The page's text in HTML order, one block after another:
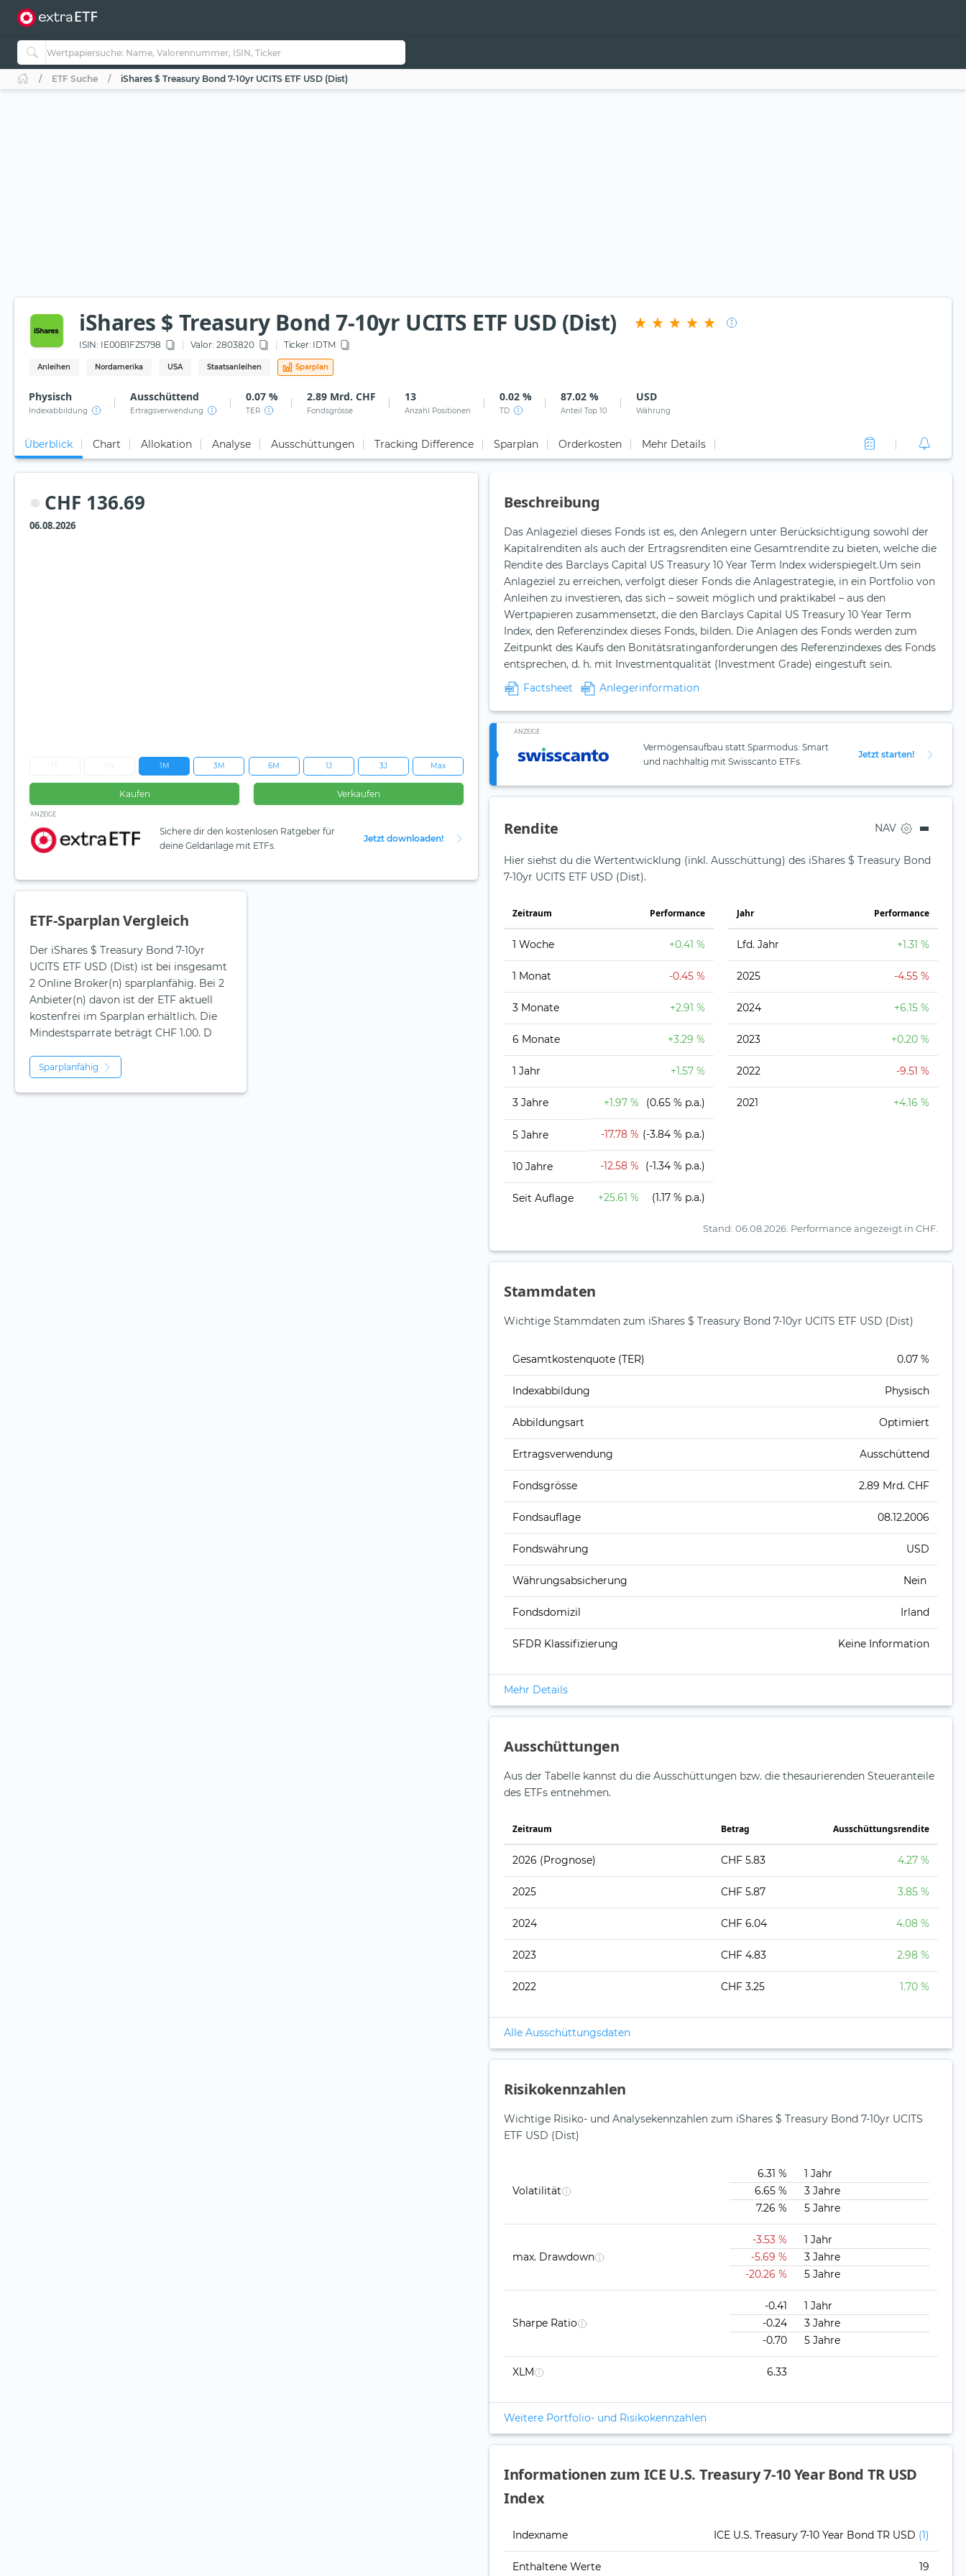
ETF Suche iShares $ Treasury Bond 7-10yr UCITS ETF USD (Dist)
iShares $ Treasury Bond 7-10yr UCITS ETF USD (Dist)
ISIN: IE00B1FZS798 Valor: 2803820 Ticker: IDTM
Anleihen Nordamerika USA Staatsanleihen Sparplan
Physisch
Indexabbildung
Ausschüttend
Ertragsverwendung
0.07 %
TER
2.89 Mrd. CHF
Fondsgrösse
13
Anzahl Positionen
0.02 %
TD
87.02 %
Anteil Top 10
USD
Währung
Überblick Chart Allokation Analyse Ausschüttungen Tracking Difference Sparplan Orderkosten Mehr Details
CHF 136.69
06.08.2026
1M 3M 6M 1J 3J Max
Kaufen Verkaufen
ANZEIGE
Sichere dir den kostenlosen Ratgeber für
deine Geldanlage mit ETFs.
Jetzt downloaden!
ETF-Sparplan Vergleich
Der iShares $ Treasury Bond 7-10yr
UCITS ETF USD (Dist) ist bei insgesamt
2 Online Broker(n) sparplanfähig. Bei 2
Anbieter(n) davon ist der ETF aktuell
kostenfrei im Sparplan erhältlich. Die
Mindestsparrate beträgt CHF 1.00. D
Sparplanfähig
Beschreibung
Das Anlageziel dieses Fonds ist es, den Anlegern unter Berücksichtigung sowohl der
Kapitalrenditen als auch der Ertragsrenditen eine Gesamtrendite zu bieten, welche die
Rendite des Barclays Capital US Treasury 10 Year Term Index widerspiegelt.Um sein
Anlageziel zu erreichen, verfolgt dieser Fonds die Anlagestrategie, in ein Portfolio von
Anleihen zu investieren, das sich – soweit möglich und praktikabel – aus den
Wertpapieren zusammensetzt, die den Barclays Capital US Treasury 10 Year Term
Index, den Referenzindex dieses Fonds, bilden. Die Anlagen des Fonds werden zum
Zeitpunkt des Kaufs den Bonitätsratinganforderungen des Referenzindexes des Fonds
entsprechen, d. h. mit Investmentqualität (Investment Grade) eingestuft sein.
Factsheet
Anlegerinformation
ANZEIGE
Vermögensaufbau statt Sparmodus: Smart
und nachhaltig mit Swisscanto ETFs.
Jetzt starten!
Rendite NAV
Hier siehst du die Wertentwicklung (inkl. Ausschüttung) des iShares $ Treasury Bond
7-10yr UCITS ETF USD (Dist).
Zeit­raum Perfor­mance
1 Woche +0.41 %
1 Monat -0.45 %
3 Monate +2.91 %
6 Monate +3.29 %
1 Jahr +1.57 %
3 Jahre +1.97 % (0.65 % p.a.)
5 Jahre -17.78 % (-3.84 % p.a.)
10 Jahre -12.58 % (-1.34 % p.a.)
Seit Auflage +25.61 % (1.17 % p.a.)
Jahr Perfor­mance
Lfd. Jahr +1.31 %
2025 -4.55 %
2024 +6.15 %
2023 +0.20 %
2022 -9.51 %
2021 +4.16 %
Stand: 06.08.2026. Performance angezeigt in CHF.
Stammdaten
Wichtige Stammdaten zum iShares $ Treasury Bond 7-10yr UCITS ETF USD (Dist)
Gesamt­kosten­quote (TER) 0.07 %
Index­abbildung Physisch
Abbildungs­art Optimiert
Ertrags­verwendung Ausschüttend
Fonds­grösse 2.89 Mrd. CHF
Fonds­auflage 08.12.2006
Fonds­währung USD
Währungsabsicherung Nein
Fondsdomizil Irland
SFDR Klassifizierung Keine Information
Mehr Details
Ausschüttungen
Aus der Tabelle kannst du die Ausschüttungen bzw. die thesaurierenden Steueranteile
des ETFs entnehmen.
Zeitraum Betrag Ausschüttungsrendite
2026 (Prognose) CHF 5.83 4.27 %
2025 CHF 5.87 3.85 %
2024 CHF 6.04 4.08 %
2023 CHF 4.83 2.98 %
2022 CHF 3.25 1.70 %
Alle Ausschüttungsdaten
Risikokennzahlen
Wichtige Risiko- und Analysekennzahlen zum iShares $ Treasury Bond 7-10yr UCITS
ETF USD (Dist)
Volatilität
6.31 %
1 Jahr
6.65 %
3 Jahre
7.26 %
5 Jahre
max. Drawdown
-3.53 %
1 Jahr
-5.69 %
3 Jahre
-20.26 %
5 Jahre
Sharpe Ratio
-0.41
1 Jahr
-0.24
3 Jahre
-0.70
5 Jahre
XLM 6.33
Weitere Portfolio- und Risikokennzahlen
Informationen zum ICE U.S. Treasury 7-10 Year Bond TR USD
Index
Indexname ICE U.S. Treasury 7-10 Year Bond TR USD (1)
Enthaltene Werte 19